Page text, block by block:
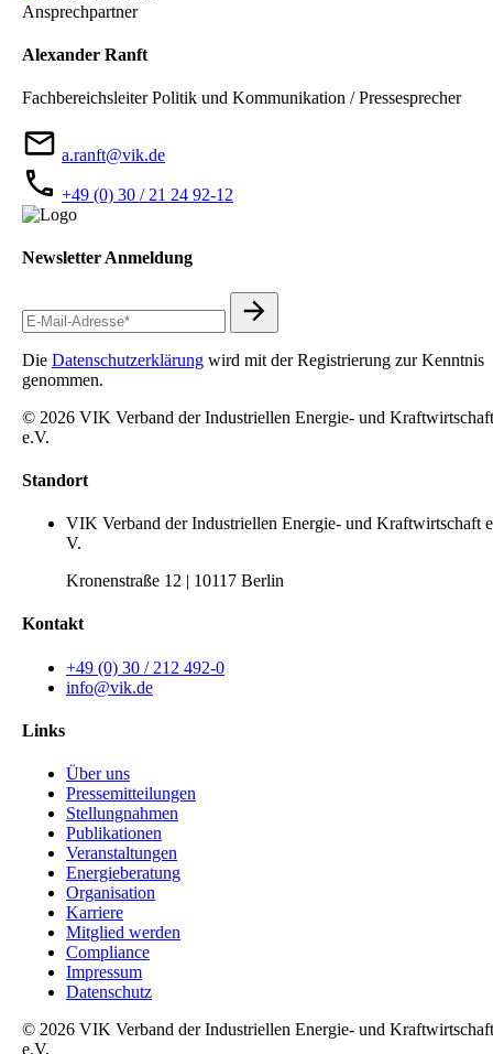
Ansprechpartner
Alexander Ranft
Fachbereichsleiter Politik und Kommunikation / Pressesprecher
a.ranft@vik.de
+49 (0) 30 / 21 24 92-12
Newsletter Anmeldung
Die Datenschutzerklärung wird mit der Registrierung zur Kenntnis
genommen.
© 2026 VIK Verband der Industriellen Energie- und Kraftwirtschaft
e.V.
Standort
VIK Verband der Industriellen Energie- und Kraftwirtschaft
V.
Kronenstraße 12 | 10117 Berlin
Kontakt
+49 (0) 30 / 212 492-0
info@vik.de
Links
Über uns
Pressemitteilungen
Stellungnahmen
Publikationen
Veranstaltungen
Energieberatung
Organisation
Karriere
Mitglied werden
Compliance
Impressum
Datenschutz
© 2026 VIK Verband der Industriellen Energie- und Kraftwirtschaft
e.V.